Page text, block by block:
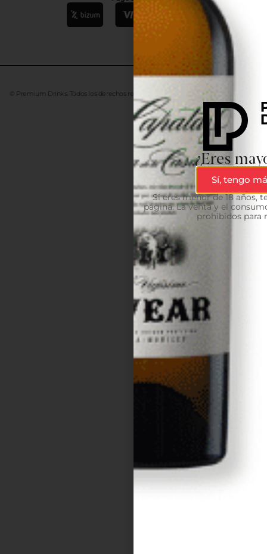
© Premium Drinks. Todos los derechos reservados. Desarrollado Advanze
¿Eres
Sí, tengo
Si eres menor de 18 años,
página. La venta y el
prohibidos para